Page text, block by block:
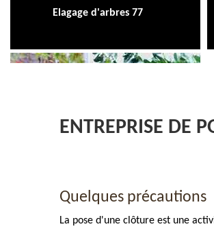
Elagage d'arbres 77
ENTREPRISE DE
Quelques précautions
La pose d'une clôture est une